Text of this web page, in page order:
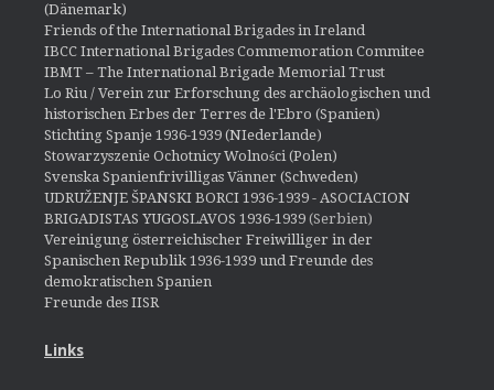
(Dänemark)
Friends of the International Brigades in Ireland
IBCC International Brigades Commemoration Commitee
IBMT – The International Brigade Memorial Trust
Lo Riu / Verein zur Erforschung des archäologischen und
historischen Erbes der Terres de l'Ebro (Spanien)
Stichting Spanje 1936-1939 (NIederlande)
Stowarzyszenie Ochotnicy Wolności (Polen)
Svenska Spanienfrivilligas Vänner (Schweden)
UDRUŽENJE ŠPANSKI BORCI 1936-1939 - ASOCIACION
BRIGADISTAS YUGOSLAVOS 1936-1939 (Serbien)
Vereinigung österreichischer Freiwilliger in der
Spanischen Republik 1936-1939 und Freunde des
demokratischen Spanien
Freunde des IISR
Links